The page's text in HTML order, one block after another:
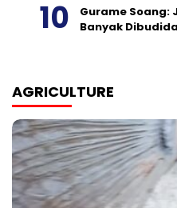
Gurame Soang:
Banyak
AGRICULTURE